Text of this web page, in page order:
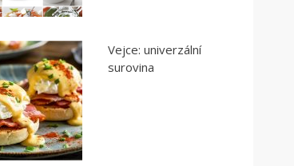
Vejce: univerzální
surovina